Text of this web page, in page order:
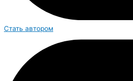
Стать автором